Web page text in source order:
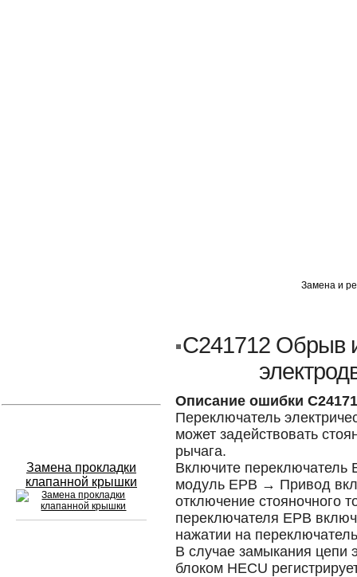
Замена прокладки
клапанной крышки
Замена и
C241712 Обрыв
Описание ошибки
Переключатель
может задействовать
рычага.
Включите
модуль EPB → Привод
отключение стояночного
переключателя EPB
нажатии на
В случае замыкания цепи
блоком HECU